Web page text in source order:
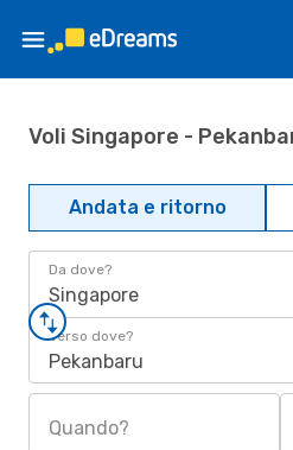
Voli Singapore -
Andata e ritorno
Da dove?
Singapore
Verso dove?
Pekanbaru
Quando?